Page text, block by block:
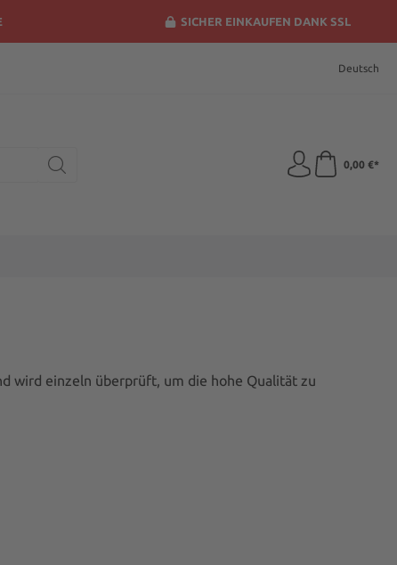
SICHER EINKAUFEN DANK SSL
Deutsch
0,00 €*
wird einzeln überprüft, um die hohe Qualität zu